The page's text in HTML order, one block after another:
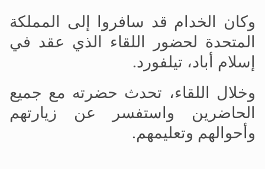
وكان الخدام قد سافروا إلى المملكة
المتحدة لحضور اللقاء الذي عقد في
إسلام أباد، تيلفورد.
وخلال اللقاء، تحدث حضرته مع جميع
الحاضرين واستفسر عن زيارتهم
وأحوالهم وتعليمهم.